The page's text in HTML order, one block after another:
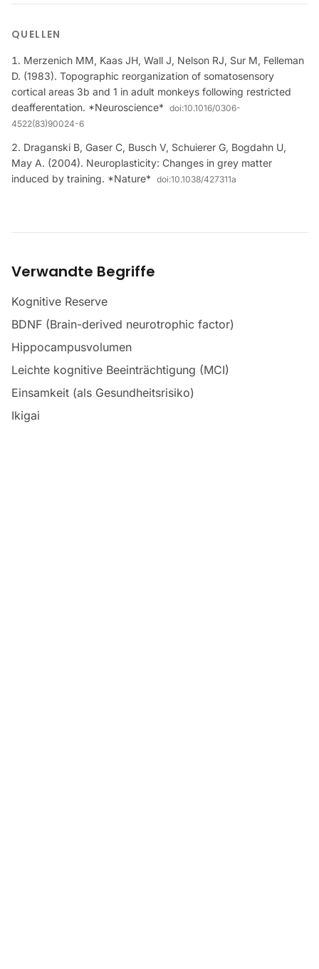
QUELLEN
Merzenich MM, Kaas JH, Wall J, Nelson RJ, Sur M, Felleman
D. (1983). Topographic reorganization of somatosensory
cortical areas 3b and 1 in adult monkeys following restricted
deafferentation. *Neuroscience* doi:10.1016/0306-
4522(83)90024-6
Draganski B, Gaser C, Busch V, Schuierer G, Bogdahn U,
May A. (2004). Neuroplasticity: Changes in grey matter
induced by training. *Nature* doi:10.1038/427311a
Verwandte Begriffe
Kognitive Reserve
BDNF (Brain-derived neurotrophic factor)
Hippocampusvolumen
Leichte kognitive Beeinträchtigung (MCI)
Einsamkeit (als Gesundheitsrisiko)
Ikigai